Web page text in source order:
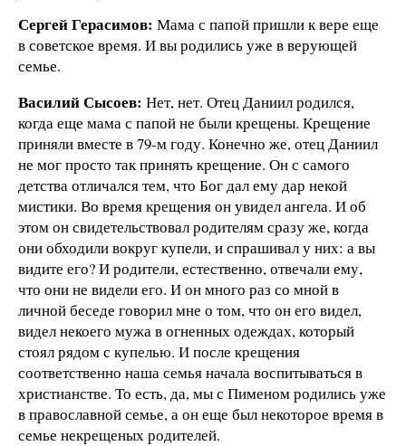
Сергей Герасимов: Мама с папой пришли к вере еще
в советское время. И вы родились уже в верующей
семье.
Василий Сысоев: Нет, нет. Отец Даниил родился,
когда еще мама с папой не были крещены. Крещение
приняли вместе в 79-м году. Конечно же, отец Даниил
не мог просто так принять крещение. Он с самого
детства отличался тем, что Бог дал ему дар некой
мистики. Во время крещения он увидел ангела. И об
этом он свидетельствовал родителям сразу же, когда
они обходили вокруг купели, и спрашивал у них: а вы
видите его? И родители, естественно, отвечали ему,
что они не видели его. И он много раз со мной в
личной беседе говорил мне о том, что он его видел,
видел некоего мужа в огненных одеждах, который
стоял рядом с купелью. И после крещения
соответственно наша семья начала воспитываться в
христианстве. То есть, да, мы с Пименом родились уже
в православной семье, а он еще был некоторое время в
семье некрещеных родителей.